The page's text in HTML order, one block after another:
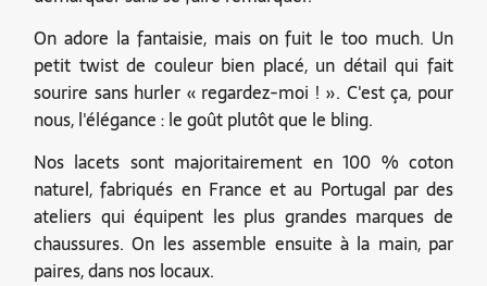
On adore la fantaisie, mais on fuit le too much. Un
petit twist de couleur bien placé, un détail qui fait
sourire sans hurler « regardez-moi ! ». C'est ça, pour
nous, l'élégance : le goût plutôt que le bling.
Nos lacets sont majoritairement en 100 % coton
naturel, fabriqués en France et au Portugal par des
ateliers qui équipent les plus grandes marques de
chaussures. On les assemble ensuite à la main, par
paires, dans nos locaux.